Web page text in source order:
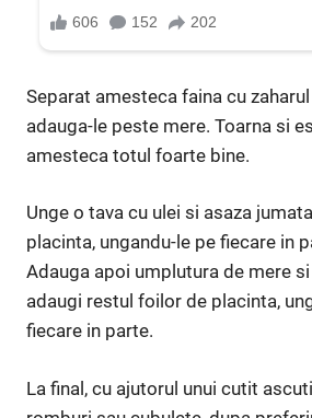
Separat amesteca faina cu
adauga-le peste mere. Toarna si
amesteca totul foarte bine.
Unge o tava cu ulei si asaza
placinta, ungandu-le pe fiecare in
Adauga apoi umplutura de mere
adaugi restul foilor de placinta,
fiecare in parte.
La final, cu ajutorul unui cutit